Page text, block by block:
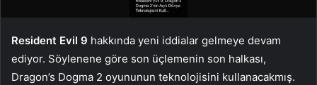
Resident Evil 9 hakkında yeni iddialar gelmeye devam
ediyor. Söylenene göre son üçlemenin son halkası,
Dragon’s Dogma 2 oyununun teknolojisini kullanacakmış.